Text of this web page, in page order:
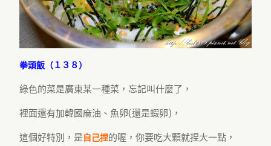
拳頭飯（１３８）
綠色的菜是廣東某一種菜，忘記叫什麼了，
裡面還有加韓國麻油、魚卵(還是蝦卵)，
這個好特別，是自己捏的喔，你要吃大顆就捏大一點，